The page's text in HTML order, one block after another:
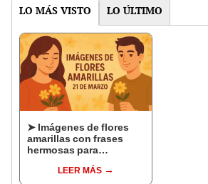
LO MÁS VISTO LO ÚLTIMO
➤ Imágenes de flores
amarillas con frases
hermosas para
de marzoLEER MÁS